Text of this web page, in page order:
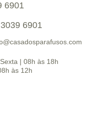
6901
6901
| 08h às 18h
às 12h